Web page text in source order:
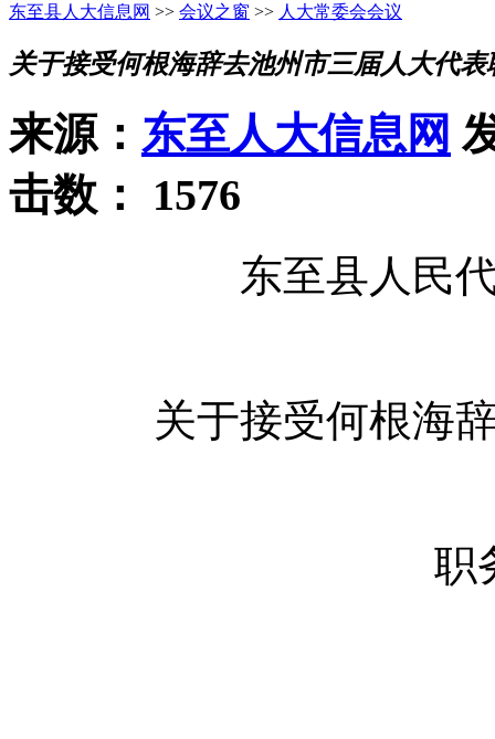
东至县人大信息网 >> 会议之窗 >> 人大常委会会议
关于接受何根海辞去池州市三届人大代表
来源： 东至人大信息网
击数： 1576
东至县人民
关于接受何根海
职